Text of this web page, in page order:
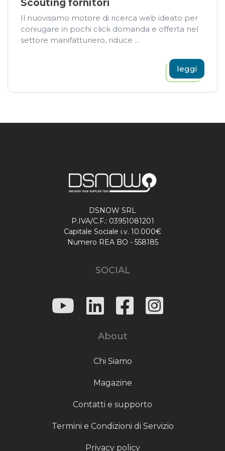
Scouting fornitori
Il nuovissimo motore di ricerca web ideato per
coniugare in pochi click domanda e offerta nel
settore manifatturiero, riduce ...
leggi
DSNOW SRL
P.IVA/C.F.: 03951081201
Capitale Sociale i.v. 10.000€
Numero REA BO - 558185
SOCIAL
About
Chi Siamo
Magazine
Contatti e supporto
Termini e Condizioni di Servizio
Privacy policy